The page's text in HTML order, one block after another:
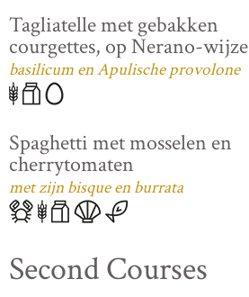
Tagliatelle met gebakken
courgettes, op Nerano-wijze
basilicum en Apulische provolone
Spaghetti met mosselen en
cherrytomaten
met zijn bisque en burrata
Second Courses